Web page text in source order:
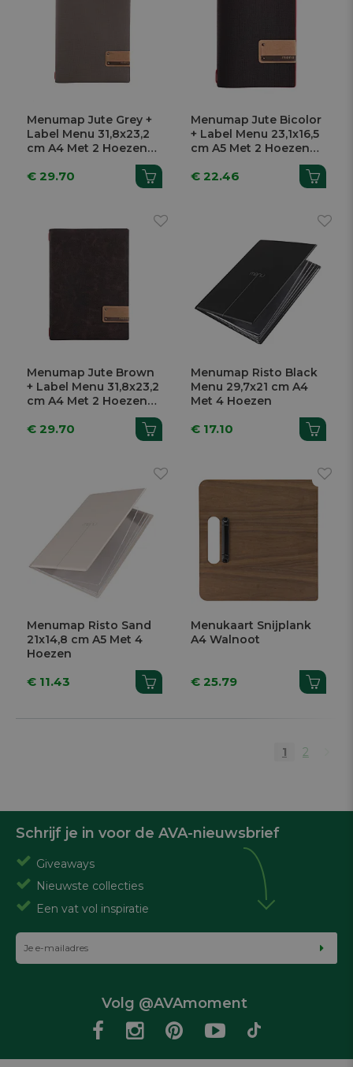
Menumap Jute Grey +
Label Menu 31,8x23,2
cm A4 Met 2 Hoezen
€ 29.70
Menumap Jute Bicolor
+ Label Menu 23,1x16,5
cm A5 Met 2 Hoezen
€ 22.46
Menumap Jute Brown
+ Label Menu 31,8x23,2
cm A4 Met 2 Hoezen
€ 29.70
Menumap Risto Black
Menu 29,7x21 cm A4
Met 4 Hoezen
€ 17.10
Menumap Risto Sand
21x14,8 cm A5 Met 4
Hoezen
€ 11.43
Menukaart Snijplank
A4 Walnoot
€ 25.79
1 2
Schrijf je in voor de AVA-nieuwsbrief
Giveaways
Nieuwste collecties
Een vat vol inspiratie
Volg @AVAmoment